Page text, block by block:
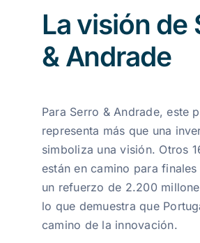
La visión de
& Andrade
Para Serro & Andrade, este
representa más que una
simboliza una visión. Otros
están en camino para
un refuerzo de 2.200
lo que demuestra que
camino de la innovación.